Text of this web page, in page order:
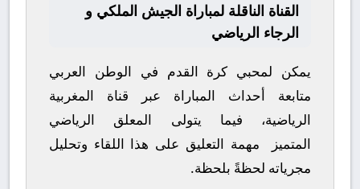
القناة الناقلة لمباراة الجيش الملكي و
الرجاء الرياضي
يمكن لمحبي كرة القدم في الوطن العربي
متابعة أحداث المباراة عبر قناة المغربية
الرياضية، فيما يتولى المعلق الرياضي
المتميز
مهمة التعليق على هذا اللقاء وتحليل
مجرياته لحظةً بلحظة.